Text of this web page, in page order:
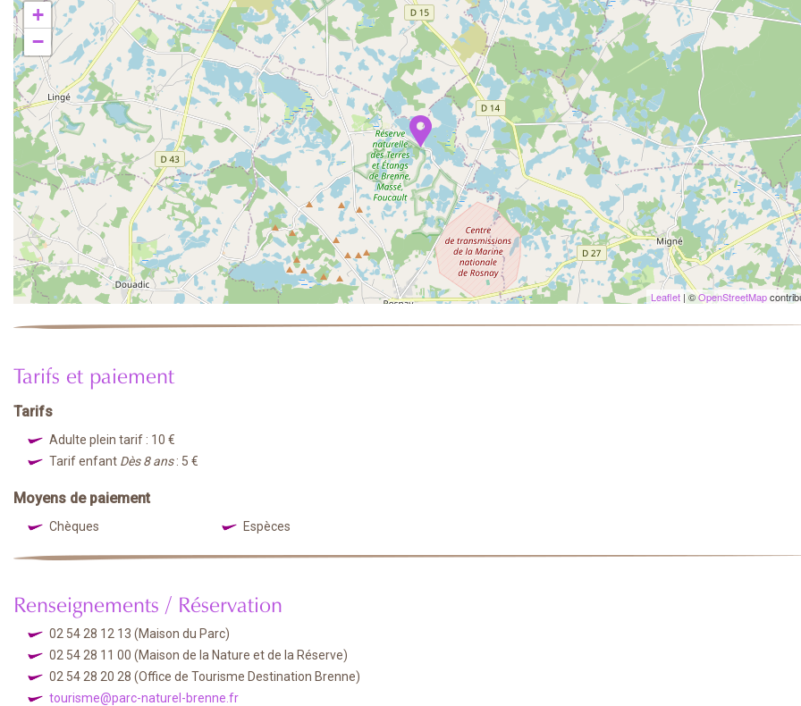
+
−
Leaflet| ©OpenStreetMap
Tarifs et paiement
Tarifs
Adulte plein tarif : 10 €
Tarif enfant Dès 8 ans: 5 €
Moyens de paiement
Chèques Espèces
Renseignements / Réservation
02 54 28 12 13 (Maison du Parc)
02 54 28 11 00 (Maison de la Nature et de la Réserve)
02 54 28 20 28 (Office de Tourisme Destination Brenne)
tourisme@parc-naturel-brenne.fr